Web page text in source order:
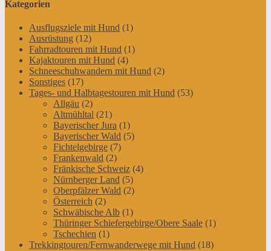
Kategorien
Ausflugsziele mit Hund (1)
Ausrüstung (12)
Fahrradtouren mit Hund (1)
Kajaktouren mit Hund (4)
Schneeschuhwandern mit Hund (2)
Sonstiges (17)
Tages- und Halbtagestouren mit Hund (53)
Allgäu (2)
Altmühltal (21)
Bayerischer Jura (1)
Bayerischer Wald (5)
Fichtelgebirge (7)
Frankenwald (2)
Fränkische Schweiz (4)
Nürnberger Land (5)
Oberpfälzer Wald (2)
Österreich (2)
Schwäbische Alb (1)
Thüringer Schiefergebirge/Obere Saale (1)
Tschechien (1)
Trekkingtouren/Fernwanderwege mit Hund (18)